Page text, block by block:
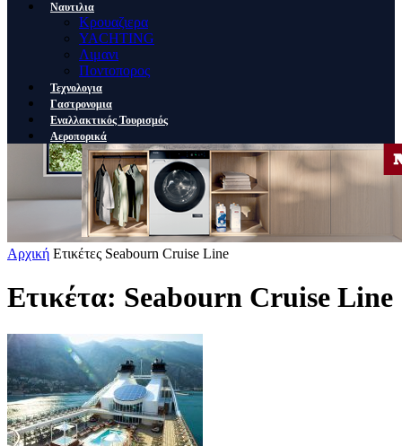
Ναυτιλια
Κρουαζιερα
YACHTING
Λιμανι
Ποντοπορος
Τεχνολογια
Γαστρονομια
Εναλλακτικός Τουρισμός
Αεροπορικά
Αρχική Ετικέτες Seabourn Cruise Line
Ετικέτα: Seabourn Cruise Line